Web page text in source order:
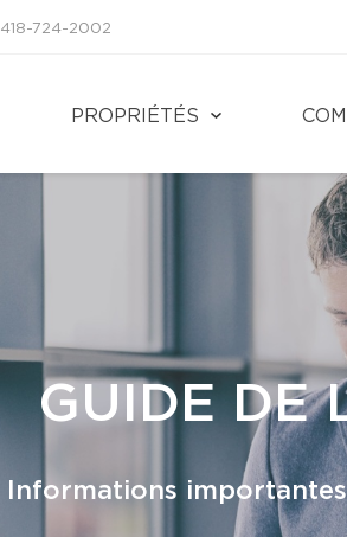
418-724-2002
PROPRIÉTÉS
GUIDE DE
Informations